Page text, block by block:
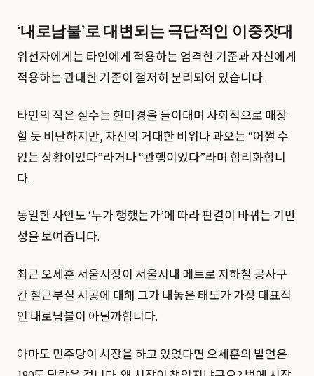
‘내로남불’로 대변되는 극단적인 이중잣대
위선자에게는 타인에게 적용하는 엄격한 기준과 자신에게
적용하는 관대한 기준이 철저히 분리되어 있습니다.
타인의 작은 실수는 현미경을 들이대며 사회적으로 매장
할 듯 비난하지만, 자신의 거대한 비위나 과오는 “어쩔 수
없는 상황이었다”라거나 “관행이었다”라며 합리화합니
다.
동일한 사안도 ‘누가 행했는가’에 따라 판결이 바뀌는 기만
성을 보여줍니다.
최근 오세훈 서울시장이 서울시내 메트로 지하철 공사구
간 철근부실 시공에 대해 그가 내놓은 태도가 가장 대표적
인 내로남불이 아닐까합니다.
아마도 민주당이 시장을 하고 있었다면 오세훈의 발언은